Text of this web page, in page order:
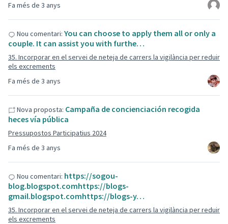
Fa més de 3 anys
Fa més de 3 anys
Nou comentari: You can choose to apply them all or only a
couple. It can assist you with furthe…
35. Incorporar en el servei de neteja de carrers la vigilància per reduir
els excrements
Fa més de 3 anys
Nova proposta: Campaña de concienciación recogida
heces vía pública
Pressupostos Participatius 2024
Nou comentari: https://sogou-
blog.blogspot.comhttps://blogs-
gmail.blogspot.comhttps://blogs-y…
35. Incorporar en el servei de neteja de carrers la vigilància per reduir
els excrements